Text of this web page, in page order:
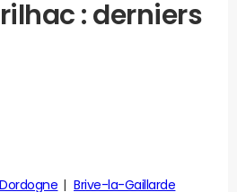
: derniers
Brive-la-Gaillarde